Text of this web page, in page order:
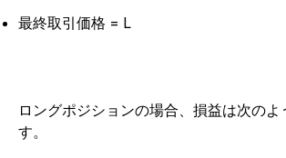
最終取引価格 = L
ロングポジションの場合、損益は次のよ
す。